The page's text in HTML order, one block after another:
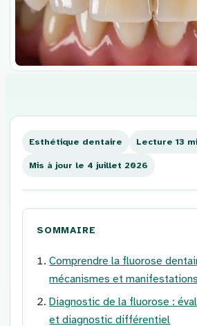
contenu
Esthétique dentaire Lecture 13
Mis à jour le 4 juillet 2026
SOMMAIRE
Comprendre la fluorose
mécanismes et
Diagnostic de la fluorose :
et diagnostic différentiel